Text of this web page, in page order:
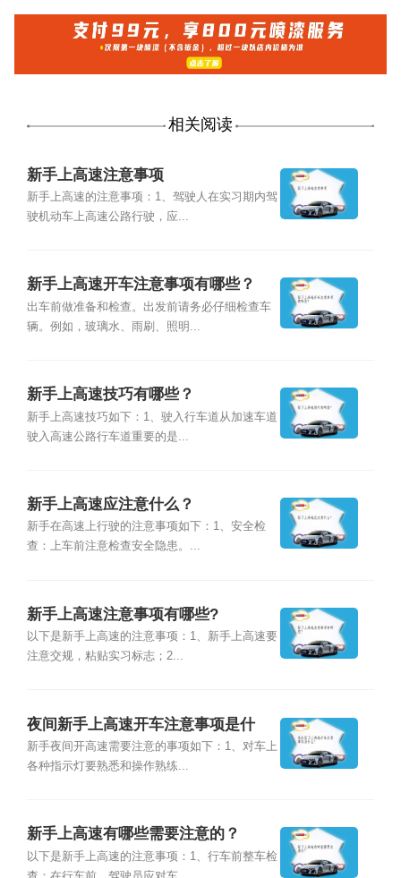
相关阅读
新手上高速注意事项
新手上高速的注意事项：1、驾驶人在实习期内驾
驶机动车上高速公路行驶，应...
新手上高速开车注意事项有哪些？
出车前做准备和检查。出发前请务必仔细检查车
辆。例如，玻璃水、雨刷、照明...
新手上高速技巧有哪些？
新手上高速技巧如下：1、驶入行车道从加速车道
驶入高速公路行车道重要的是...
新手上高速应注意什么？
新手在高速上行驶的注意事项如下：1、安全检
查：上车前注意检查安全隐患。...
新手上高速注意事项有哪些?
以下是新手上高速的注意事项：1、新手上高速要
注意交规，粘贴实习标志；2...
夜间新手上高速开车注意事项是什
么？
新手夜间开高速需要注意的事项如下：1、对车上
各种指示灯要熟悉和操作熟练...
新手上高速有哪些需要注意的？
以下是新手上高速的注意事项：1、行车前整车检